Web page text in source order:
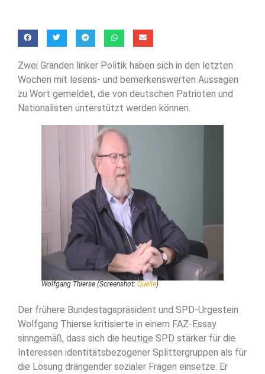
Zwei Granden linker Politik haben sich in den letzten
Wochen mit lesens- und bemerkenswerten Aussagen
zu Wort gemeldet, die von deutschen Patrioten und
Nationalisten unterstützt werden können.
Wolfgang Thierse (Screenshot; Quelle)
Der frühere Bundestagspräsident und SPD-Urgestein
Wolfgang Thierse kritisierte in einem FAZ-Essay
sinngemäß, dass sich die heutige SPD stärker für die
Interessen identitätsbezogener Splittergruppen als für
die Lösung drängender sozialer Fragen einsetze. Er